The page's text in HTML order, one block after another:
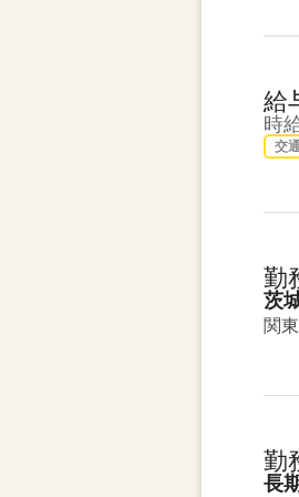
給
時
交
勤
茨
関
勤
長